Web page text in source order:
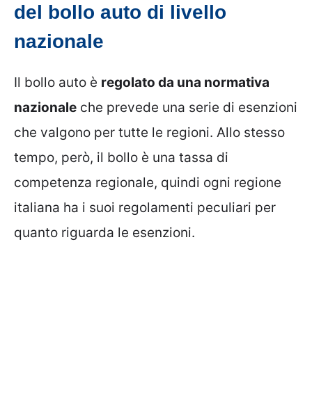
del bollo auto di livello
nazionale
Il bollo auto è regolato da una normativa
nazionale che prevede una serie di esenzioni
che valgono per tutte le regioni. Allo stesso
tempo, però, il bollo è una tassa di
competenza regionale, quindi ogni regione
italiana ha i suoi regolamenti peculiari per
quanto riguarda le esenzioni.